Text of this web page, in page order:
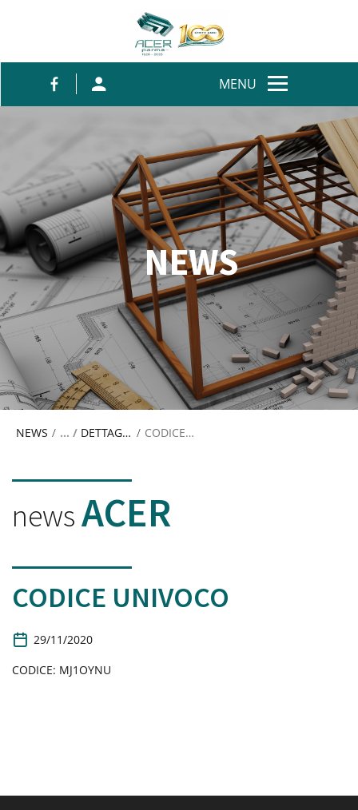
MENU
NEWS
NEWS / DETTAGLIO NEWS / CODICE UNIVOCO
newsACER
CODICE UNIVOCO
D
t
29/11/2020
CODICE: MJ1OYNU